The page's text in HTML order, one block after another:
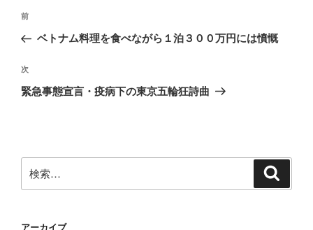
投
ナ
ビ
ゲ
ン
前
の
稿
前
ベトナム料理を食べながら１泊３００万円には憤慨
次
の
次
緊急事態宣言・疫病下の東京五輪狂詩曲
索:
アーカイブ